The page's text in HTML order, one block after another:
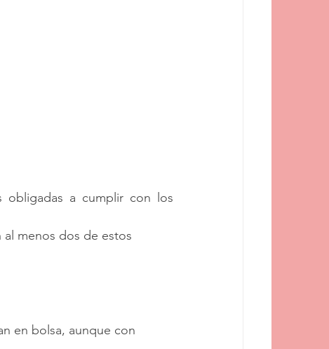
obligadas a cumplir con los
al menos dos de estos
en bolsa, aunque con